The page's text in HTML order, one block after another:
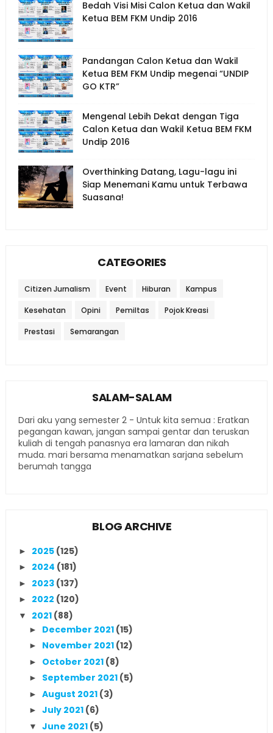
Bedah Visi Misi Calon Ketua dan Wakil
Ketua BEM FKM Undip 2016
Pandangan Calon Ketua dan Wakil
Ketua BEM FKM Undip megenai “UNDIP
GO KTR”
Mengenal Lebih Dekat dengan Tiga
Calon Ketua dan Wakil Ketua BEM FKM
Undip 2016
Overthinking Datang, Lagu-lagu ini
Siap Menemani Kamu untuk Terbawa
Suasana!
CATEGORIES
Citizen Jurnalism Event Hiburan Kampus
Kesehatan Opini Pemiltas Pojok Kreasi
Prestasi Semarangan
SALAM-SALAM
Dari aku yang semester 2 - Untuk kita semua : Eratkan
pegangan kawan, jangan sampai gentar dan teruskan
kuliah di tengah panasnya era lamaran dan nikah
muda. mari bersama menamatkan sarjana sebelum
berumah tangga
BLOG ARCHIVE
► 2025 (125)
► 2024 (181)
► 2023 (137)
► 2022 (120)
▼ 2021 (88)
► December 2021 (15)
► November 2021 (12)
► October 2021 (8)
► September 2021 (5)
► August 2021 (3)
► July 2021 (6)
▼ June 2021 (5)